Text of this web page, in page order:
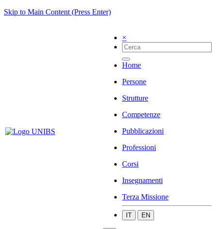
Skip to Main Content (Press Enter)
×
Home
Persone
Strutture
Competenze
Pubblicazioni
Professioni
Corsi
Insegnamenti
Terza Missione
IT EN